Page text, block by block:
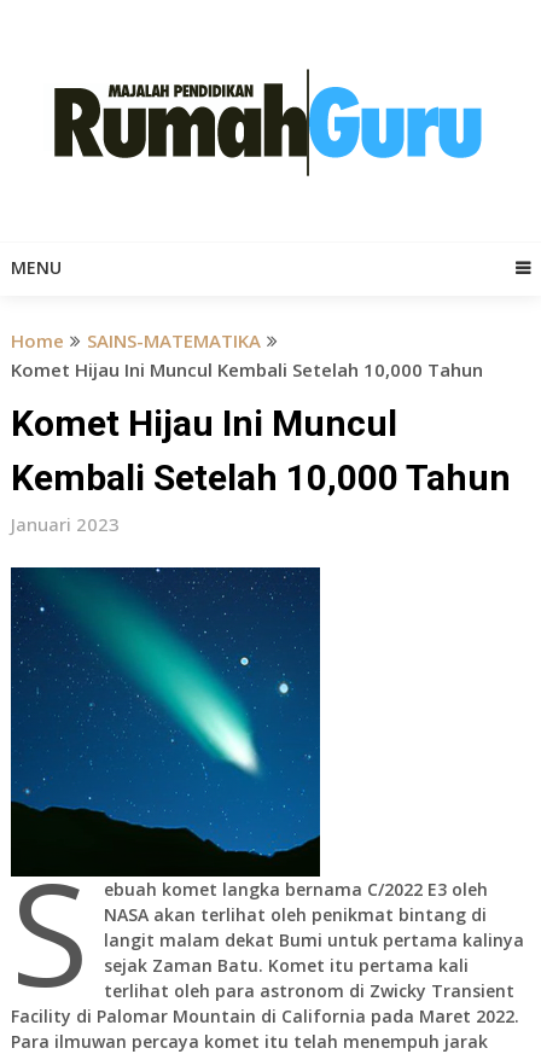
MENU
Home
SAINS-MATEMATIKA
Komet Hijau Ini Muncul Kembali Setelah 10,000 Tahun
Komet Hijau Ini Muncul
Kembali Setelah 10,000 Tahun
Januari 2023
S
ebuah komet langka bernama C/2022 E3 oleh
NASA akan terlihat oleh penikmat bintang di
langit malam dekat Bumi untuk pertama kalinya
sejak Zaman Batu. Komet itu pertama kali
terlihat oleh para astronom di Zwicky Transient
Facility di Palomar Mountain di California pada Maret 2022.
Para ilmuwan percaya komet itu telah menempuh jarak